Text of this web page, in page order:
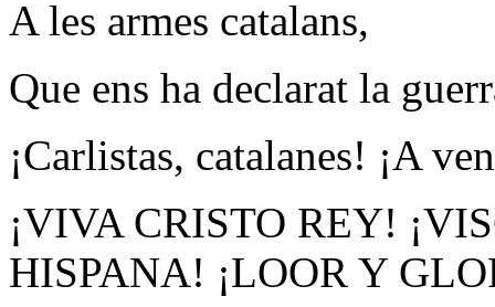
A les armes catalans,
Que ens ha declarat la
¡Carlistas, catalanes! ¡A
¡VIVA CRISTO REY!
HISPANA! ¡LOOR Y